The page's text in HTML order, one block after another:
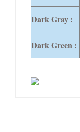
Dark Gray :
Dark Green :